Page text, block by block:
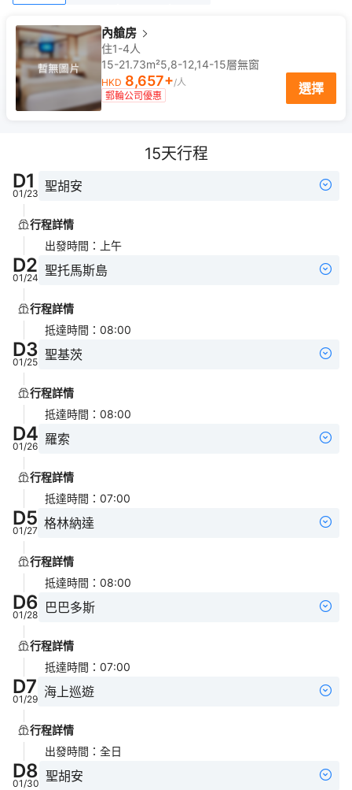
內艙房
住1-4人
15-21.73m²5,8-12,14-15層無窗
HKD 8,657+/人
郵輪公司優惠
選擇
15天行程
D1
01/23 聖胡安
行程詳情
出發時間 ： 上午
D2
01/24 聖托馬斯島
行程詳情
抵達時間 ： 08:00
D3
01/25 聖基茨
行程詳情
抵達時間 ： 08:00
D4
01/26 羅索
行程詳情
抵達時間 ： 07:00
D5
01/27 格林納達
行程詳情
抵達時間 ： 08:00
D6
01/28 巴巴多斯
行程詳情
抵達時間 ： 07:00
D7
01/29 海上巡遊
行程詳情
出發時間 ： 全日
D8
01/30 聖胡安